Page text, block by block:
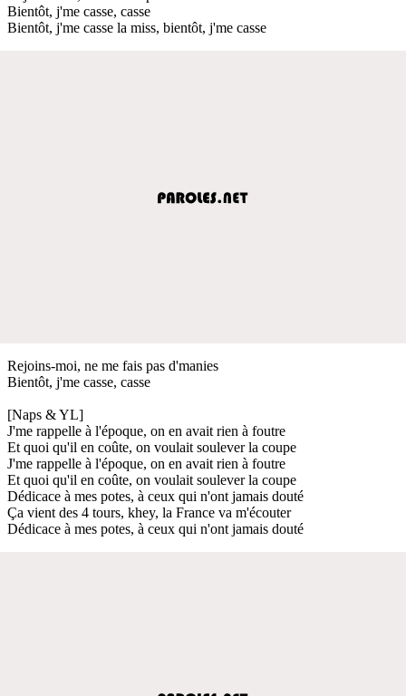
Bientôt, j'me casse, casse
Bientôt, j'me casse la miss, bientôt, j'me casse
Rejoins-moi, ne me fais pas d'manies
Bientôt, j'me casse, casse
[Naps & YL]
J'me rappelle à l'époque, on en avait rien à foutre
Et quoi qu'il en coûte, on voulait soulever la coupe
J'me rappelle à l'époque, on en avait rien à foutre
Et quoi qu'il en coûte, on voulait soulever la coupe
Dédicace à mes potes, à ceux qui n'ont jamais douté
Ça vient des 4 tours, khey, la France va m'écouter
Dédicace à mes potes, à ceux qui n'ont jamais douté